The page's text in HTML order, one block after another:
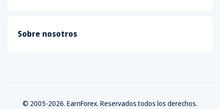
Sobre nosotros
© 2005-2026. EarnForex. Reservados todos los derechos.